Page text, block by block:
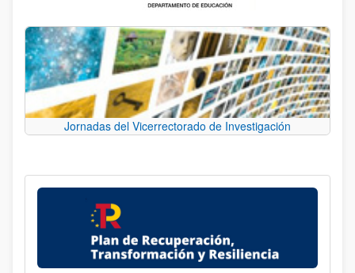
Jornadas del Vicerrectorado de Investigación